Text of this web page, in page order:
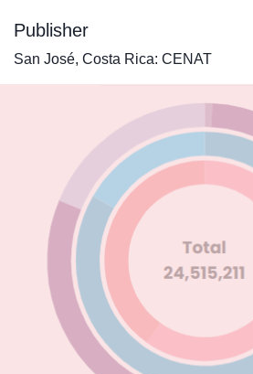
Publisher
San José, Costa Rica: CENAT